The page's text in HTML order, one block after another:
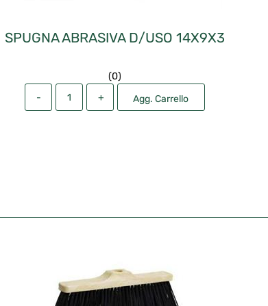
SPUGNA ABRASIVA D/USO 14X9X3
(0)
Agg. Carrello